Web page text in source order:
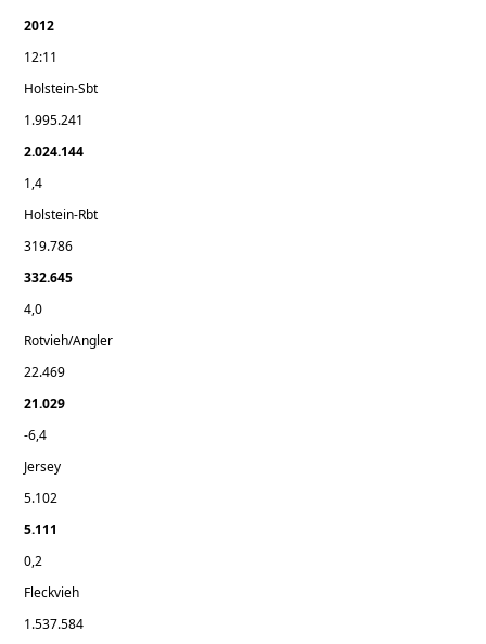
2012
12:11
Holstein-Sbt
1.995.241
2.024.144
1,4
Holstein-Rbt
319.786
332.645
4,0
Rotvieh/Angler
22.469
21.029
-6,4
Jersey
5.102
5.111
0,2
Fleckvieh
1.537.584